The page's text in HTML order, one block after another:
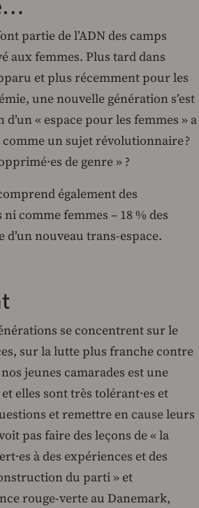
partie de l’ADN des camps
aux femmes. Plus tard dans
et plus récemment pour les
une nouvelle génération s’est
« espace pour les femmes » a
un sujet révolutionnaire ?
de genre » ?
également des
comme femmes – 18 % des
d’un nouveau trans-espace.
se concentrent sur le
sur la lutte plus franche contre
jeunes camarades est une
elles sont très tolérant·es et
et remettre en cause leurs
pas faire des leçons de « la
à des expériences et des
du parti » et
rouge-verte au Danemark,